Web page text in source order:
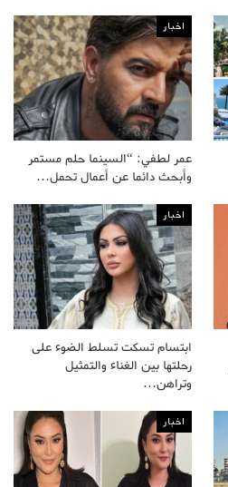
اخبار
عمر لطفي: “السينما حلم مستمر
وأبحث دائما عن أعمال تحمل…
اخبار
ابتسام تسكت تسلط الضوء على
رحلتها بين الغناء والتمثيل
وتراهن…
اخبار